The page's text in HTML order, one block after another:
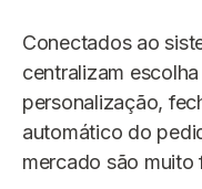
Conectados ao
centralizam
personalização,
automático do
mercado são muito